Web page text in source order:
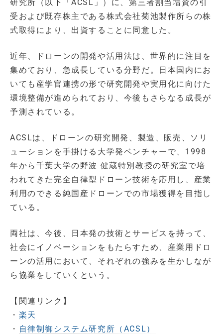
研究所（以下「ACSL」）に、第三者割当増資の引
受および既存株主である株式会社菊池製作所らの株
式取得により、出資することに同意した。
近年、ドローンの開発や活用法は、世界的に注目を
集めており、急成長している分野だ。日本国内にお
いても産学官連携の形で研究開発や実用化に向けた
環境整備が進められており、今後もさらなる成長が
予測されている。
ACSLは、ドローンの研究開発、製造、販売、ソリ
ューションを手掛ける大学発ベンチャーで、1998
年から千葉大学の野波 健蔵特別教授の研究室で培
われてきた完全自律型ドローン技術を応用し、産業
利用のできる純国産ドローンでの市場獲得を目指し
ている。
両社は、今後、日本発の技術とサービスを持って、
社会にイノベーションをもたらすため、産業用ドロ
ーンの活用において、それぞれの強みを生かしなが
ら協業をしていくという。
【関連リンク】
・ 楽天
・ 自律制御システム研究所（ACSL）